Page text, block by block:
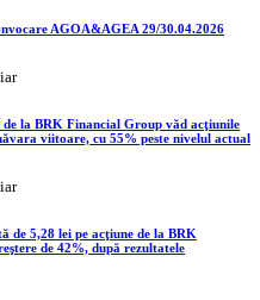
AGOA&AGEA 29/30.04.2026
la BRK Financial Group văd acţiunile
viitoare, cu 55% peste nivelul actual
de 5,28 lei pe acţiune de la BRK
de 42%, după rezultatele